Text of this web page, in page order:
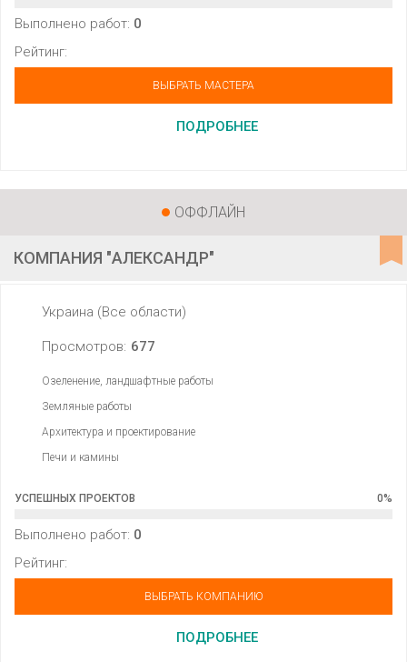
Выполнено работ: 0
Рейтинг:
ВЫБРАТЬ МАСТЕРА
ПОДРОБНЕЕ
ОФФЛАЙН
КОМПАНИЯ "АЛЕКСАНДР"
Украина (Все области)
Просмотров: 677
Озеленение, ландшафтные работы
Земляные работы
Архитектура и проектирование
Печи и камины
УСПЕШНЫХ ПРОЕКТОВ 0%
Выполнено работ: 0
Рейтинг:
ВЫБРАТЬ КОМПАНИЮ
ПОДРОБНЕЕ